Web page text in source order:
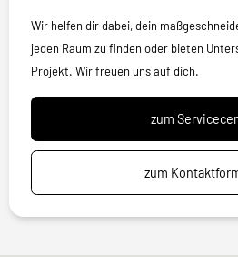
Wir helfen dir dabei, dein
jeden Raum zu finden oder bieten
Projekt. Wir freuen uns auf dich.
zum
zum